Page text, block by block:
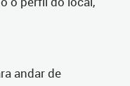
andar de